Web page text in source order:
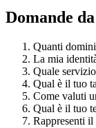
Domande
Quanti
La mia
Quale
Qual è il tuo
Come valuti
Qual è il tuo
Rappresenti il